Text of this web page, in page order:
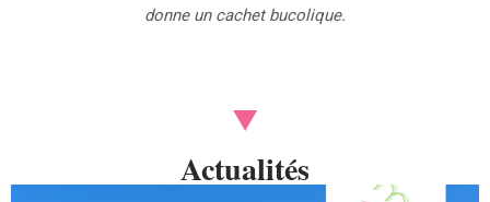
donne un cachet bucolique.
Actualités